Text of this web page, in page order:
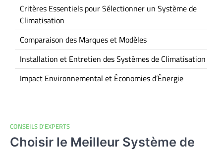
CONSEILS D'EXPERTS
Choisir le Meilleur Système de
Critères Essentiels pour Sélectionner un Système de
Climatisation
Comparaison des Marques et Modèles
Installation et Entretien des Systèmes de Climatisation
Impact Environnemental et Économies d’Énergie